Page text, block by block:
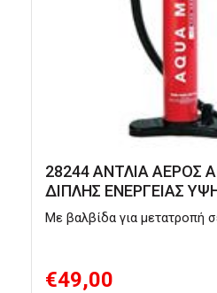
28244 ΑΝΤΛΙΑ ΑΕΡΟΣ
ΔΙΠΛΗΣ ΕΝΕΡΓΕΙΑΣ
Με βαλβίδα για μετατροπή
€49,00